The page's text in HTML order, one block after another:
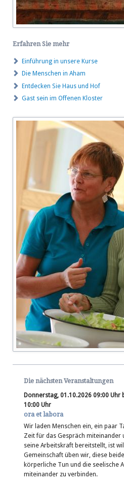
Erfahren Sie mehr
Einführung in unsere Kurse
Die Menschen in Aham
Entdecken Sie Haus und Hof
Gast sein im Offenen Kloster
Die nächsten Veranstaltungen
Donnerstag, 01.10.2026 09:00 Uhr
10:00 Uhr
ora et labora
Wir laden Menschen ein, ein paar
Zeit für das Gespräch miteinander
seine Arbeitskraft bereitstellt, ist
Gemeinschaft üben wir, diese
körperliche Tun und die seelische
miteinander zu verbinden.